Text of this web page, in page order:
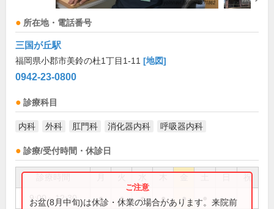
所在地・電話番号
三国が丘駅
福岡県小郡市美鈴の杜1丁目1-11 [地図]
0942-23-0800
診療科目
内科 外科 肛門科 消化器内科 呼吸器内科
診療/受付時間・休診日
祝
9:00～12:30 ● ● ● ● ●
お盆(8月中旬)は休診・休業の場合があります。来院前